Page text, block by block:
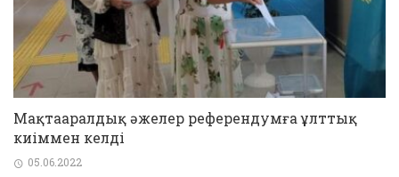
Мақтааралдық әжелер референдумға ұлттық
киіммен келді
05.06.2022